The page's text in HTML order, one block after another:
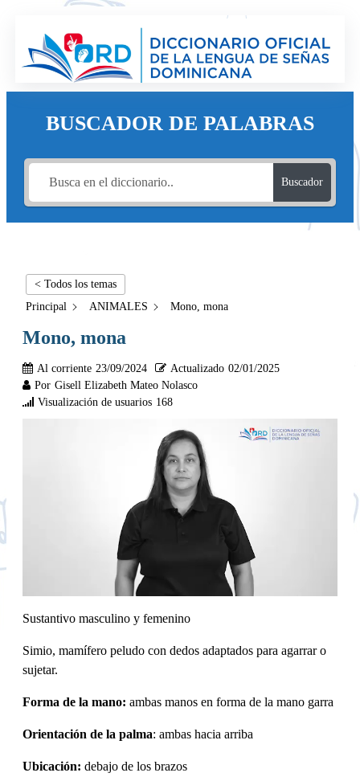
BUSCADOR DE PALABRAS
Buscador
< Todos los temas
Principal
ANIMALES Mono, mona
Mono, mona
Al corriente 23/09/2024 Actualizado 02/01/2025
Por Gisell Elizabeth Mateo Nolasco
Visualización de usuarios 168
Sustantivo masculino y femenino
Simio, mamífero peludo con dedos adaptados para agarrar o
sujetar.
Forma de la mano: ambas manos en forma de la mano garra
Orientación de la palma: ambas hacia arriba
Ubicación: debajo de los brazos